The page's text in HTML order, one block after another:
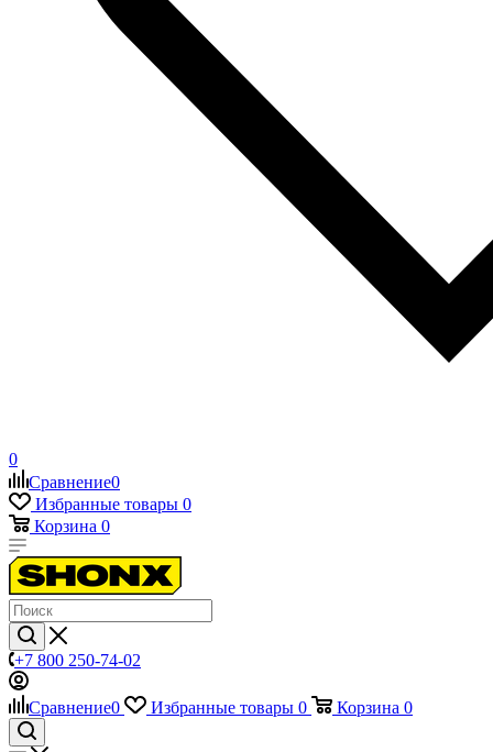
0
Сравнение0
Избранные товары 0
Корзина 0
+7 800 250-74-02
Сравнение0 Избранные товары 0 Корзина 0